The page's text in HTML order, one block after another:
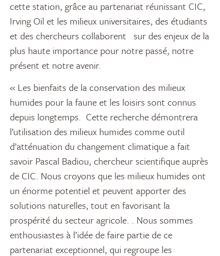
cette station, grâce au partenariat réunissant CIC,
Irving Oil et les milieux universitaires, des étudiants
et des chercheurs collaborent sur des enjeux de la
plus haute importance pour notre passé, notre
présent et notre avenir.
« Les bienfaits de la conservation des milieux
humides pour la faune et les loisirs sont connus
depuis longtemps. Cette recherche démontrera
l’utilisation des milieux humides comme outil
d’atténuation du changement climatique a fait
savoir Pascal Badiou, chercheur scientifique auprès
de CIC. Nous croyons que les milieux humides ont
un énorme potentiel et peuvent apporter des
solutions naturelles, tout en favorisant la
prospérité du secteur agricole. . Nous sommes
enthousiastes à l’idée de faire partie de ce
partenariat exceptionnel, qui regroupe les